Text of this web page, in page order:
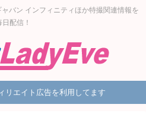
バン インフィニティほか特撮関連情報を
日配信！
リエイト広告を利用してます